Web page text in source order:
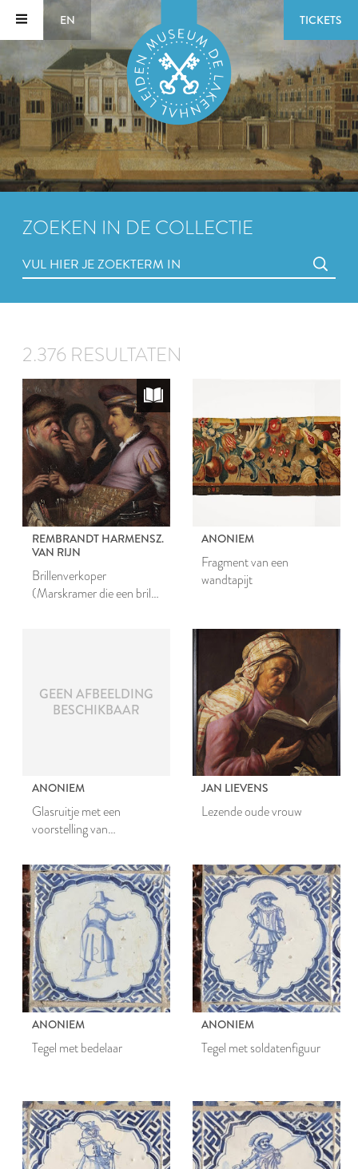
EN TICKETS
ZOEKEN IN DE COLLECTIE
2.376 RESULTATEN
REMBRANDT HARMENSZ.
VAN RIJN
Brillenverkoper
(Marskramer die een bril
ANONIEM
Fragment van een
wandtapijt
GEEN AFBEELDING
BESCHIKBAAR
ANONIEM
Glasruitje met een
voorstelling van
JAN LIEVENS
Lezende oude vrouw
ANONIEM
Tegel met bedelaar
ANONIEM
Tegel met soldatenfiguur